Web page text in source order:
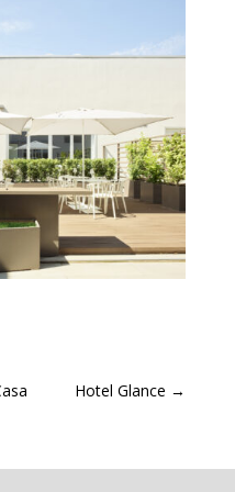
Hotel Glance →